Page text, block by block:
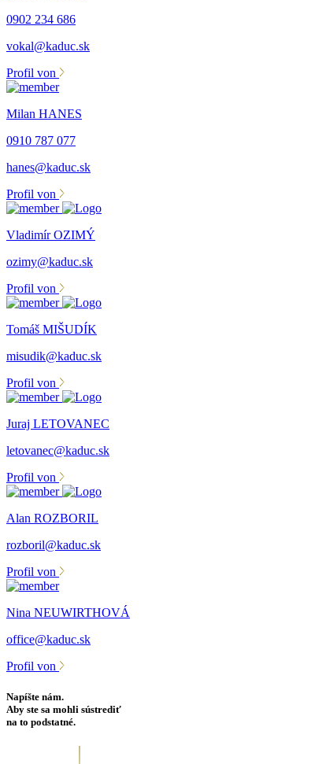
0902 234 686
vokal@kaduc.sk
Profil von
Milan HANES
0910 787 077
hanes@kaduc.sk
Profil von
Vladimír OZIMÝ
ozimy@kaduc.sk
Profil von
Tomáš MIŠUDÍK
misudik@kaduc.sk
Profil von
Juraj LETOVANEC
letovanec@kaduc.sk
Profil von
Alan ROZBORIL
rozboril@kaduc.sk
Profil von
Nina NEUWIRTHOVÁ
office@kaduc.sk
Profil von
Napíšte nám.
Aby ste sa mohli sústrediť
na to podstatné.